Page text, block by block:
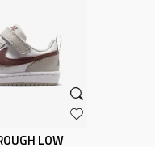
LOW